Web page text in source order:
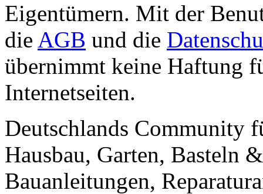
Eigentümern. Mit der
die AGB und die
übernimmt keine Haftung
Internetseiten.
Deutschlands Community
Hausbau, Garten, Basteln
Bauanleitungen,